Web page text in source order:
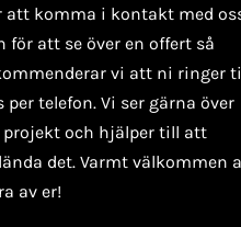
att komma i kontakt med
för att se över en offert så
vi att ni ringer
per telefon. Vi ser gärna över
projekt och hjälper till att
det. Varmt välkommen
av er!